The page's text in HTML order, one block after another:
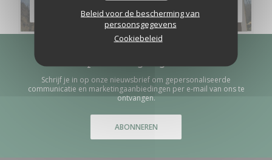
Beleid voor de bescherming van
persoonsgegevens
Cookiebeleid
ONTDEK ONS MENU
Schrijf je in op onze nieuwsbrief om gepersonaliseerde
communicatie en marketingaanbiedingen per e-mail van ons te
ontvangen.
ABONNEREN